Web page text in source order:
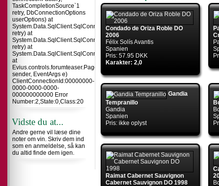
TaskCompletionSource`1
retry, DbConnectionOptions
userOptions) at
retry) at
System.Data.SqlClient.SqlConnection.TryOpen(TaskCompletionSource`1
retry) at
System.Data.SqlClient.SqlConnection.Open()
at
Evius.controls.forumteaser.Page_Load(Object
sender, EventArgs e)
ClientConnectionId:00000000-
0000-0000-0000-
000000000000 Error
Number:2,State:0,Class:20
Vidste du at...
Andre gerne vil læse dine
noter om vin. Skriv dem ind
som en anmeldelse, så kan
du altid finde dem igen.
Condado de Oriza Roble DO
2006
Félix Solís Avantis
Spanien
Pris: 57.95 DKK
Karakter: 2,0
Gandia
Tempranillo
Gandia
Spanien
Pris: ikke oplyst
Raimat Cabernet Sauvignon
Cabernet Sauvignon DO 1998